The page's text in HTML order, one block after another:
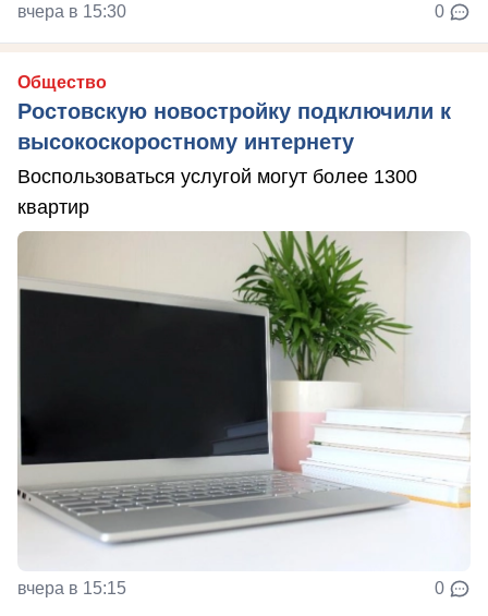
вчера в 15:30 0
Общество
Ростовскую новостройку подключили к
высокоскоростному интернету
Воспользоваться услугой могут более 1300
квартир
вчера в 15:15 0